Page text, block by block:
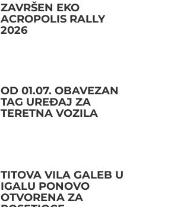
ZAVRŠEN EKO
ACROPOLIS RALLY
2026
OD 01.07. OBAVEZAN
TAG UREĐAJ ZA
TERETNA VOZILA
TITOVA VILA GALEB U
IGALU PONOVO
OTVORENA ZA